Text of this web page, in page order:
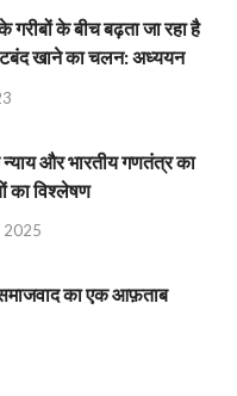
गरीबों के बीच बढ़ता जा रहा है
खाने का चलन: अध्ययन
और भारतीय गणतंत्र का
का विश्लेषण
2025
समाजवाद का एक आफ़ताब